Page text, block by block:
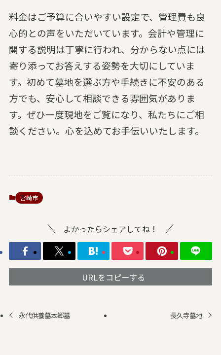
料金はご予算に合いやすい設定で、管理費も良
心的との声をいただいています。会計や管理に
関する説明は丁寧に行われ、分からない点には
寄り添ってお答えする姿勢を大切にしていま
す。初めて墓地を選ぶ方や手続きに不安のある
方でも、安心して相談できる雰囲気がありま
す。ぜひ一度現地をご覧になり、私たちにご相
談ください。心を込めてお手伝いいたします。
宮崎市
よかったらシェアしてね！
URLをコピーする
永代供養墓本郷墓 長久寺墓地